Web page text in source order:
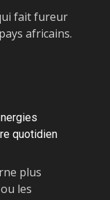
fait fureur
africains.
quotidien
plus
les